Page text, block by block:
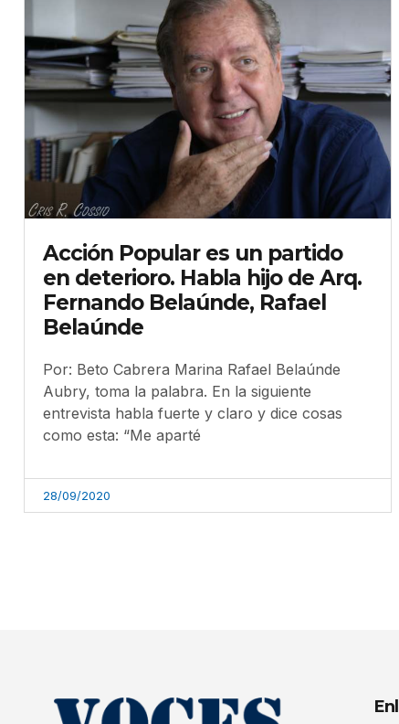
Acción Popular es un partido
en deterioro. Habla hijo de Arq.
Fernando Belaúnde, Rafael
Belaúnde
Por: Beto Cabrera Marina Rafael Belaúnde
Aubry, toma la palabra. En la siguiente
entrevista habla fuerte y claro y dice cosas
como esta: “Me aparté
28/09/2020